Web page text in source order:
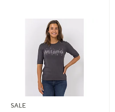
SALE